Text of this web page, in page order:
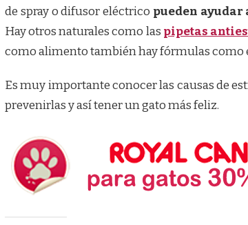
de spray o difusor eléctrico pueden ayudar
Hay otros naturales como las pipetas
como alimento también hay fórmulas como
Es muy importante conocer las causas de
prevenirlas y así tener un gato más feliz.